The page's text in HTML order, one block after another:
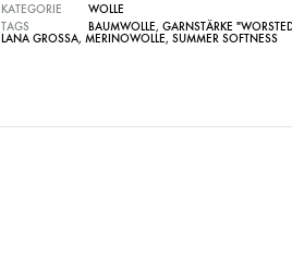
KATEGORIE
WOLLE
TAGS
BAUMWOLLE, GARNSTÄRKE
LANA GROSSA, MERINOWOLLE, SUMMER SOFTNESS